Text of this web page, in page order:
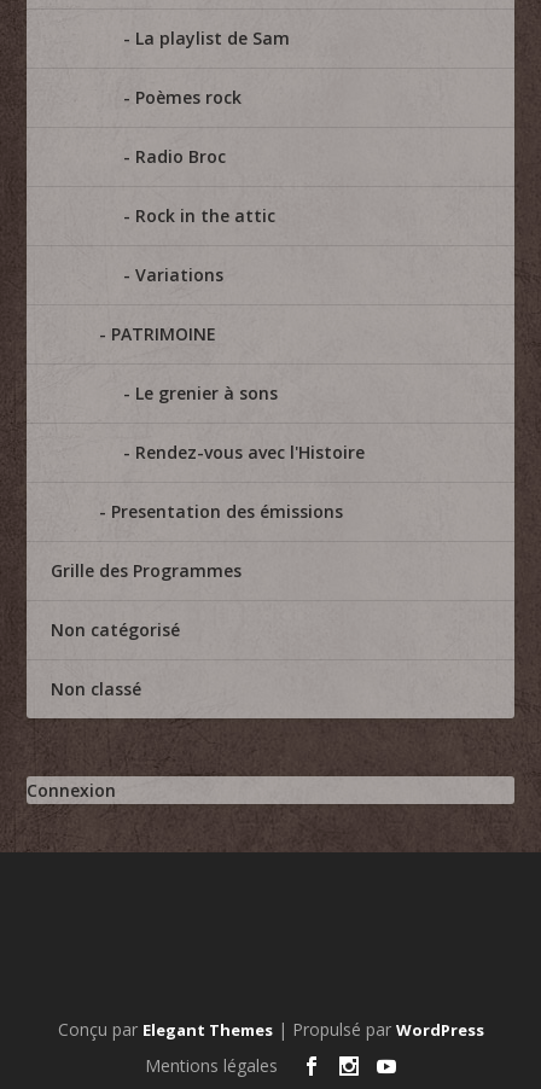
La playlist de Sam
Poèmes rock
Radio Broc
Rock in the attic
Variations
PATRIMOINE
Le grenier à sons
Rendez-vous avec l'Histoire
Presentation des émissions
Grille des Programmes
Non catégorisé
Non classé
Connexion
Conçu par Elegant Themes| Propulsé par WordPress
Mentions légales